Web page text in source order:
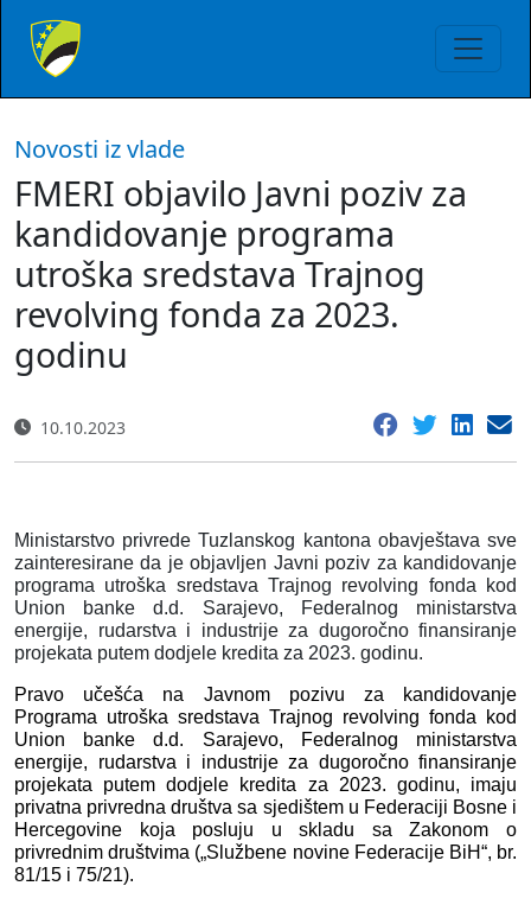
Novosti iz vlade
FMERI objavilo Javni poziv za
kandidovanje programa
utroška sredstava Trajnog
revolving fonda za 2023.
godinu
10.10.2023
Ministarstvo privrede Tuzlanskog kantona obavještava sve
zainteresirane da je objavljen Javni poziv za kandidovanje
programa utroška sredstava Trajnog revolving fonda kod
Union banke d.d. Sarajevo, Federalnog ministarstva
energije, rudarstva i industrije za dugoročno finansiranje
projekata putem dodjele kredita za 2023. godinu.
Pravo učešća na Javnom pozivu za kandidovanje
Programa utroška sredstava Trajnog revolving fonda kod
Union banke d.d. Sarajevo, Federalnog ministarstva
energije, rudarstva i industrije za dugoročno finansiranje
projekata putem dodjele kredita za 2023. godinu, imaju
privatna privredna društva sa sjedištem u Federaciji Bosne i
Hercegovine koja posluju u skladu sa Zakonom o
privrednim društvima („Službene novine Federacije BiH“, br.
81/15 i 75/21).